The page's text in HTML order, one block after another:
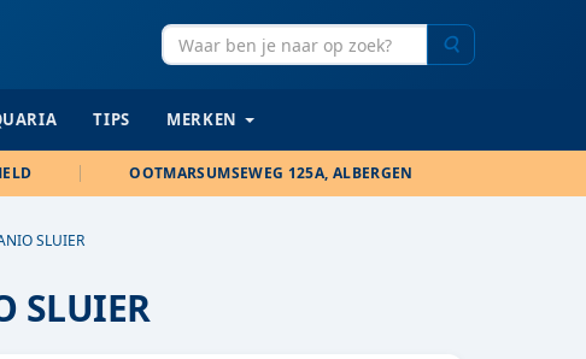
TIPS MERKEN
OOTMARSUMSEWEG 125A, ALBERGEN
SLUIER
SLUIER